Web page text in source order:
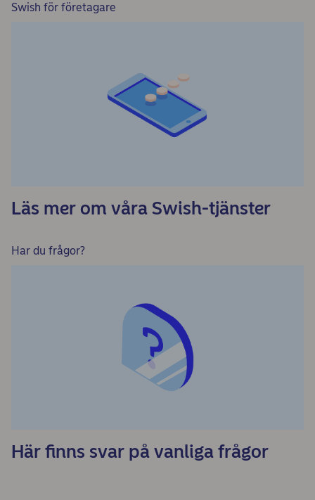
Swish för företagare
Läs mer om våra Swish-tjänster
Har du frågor?
Här finns svar på vanliga frågor